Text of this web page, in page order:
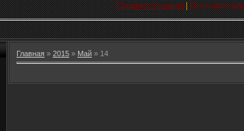
Главная страница | Вы вошли как
Главная » 2015 » Май » 14